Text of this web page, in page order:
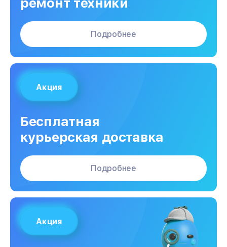
Подробнее
Акция
Бесплатная
курьерская доставка
Подробнее
Акция